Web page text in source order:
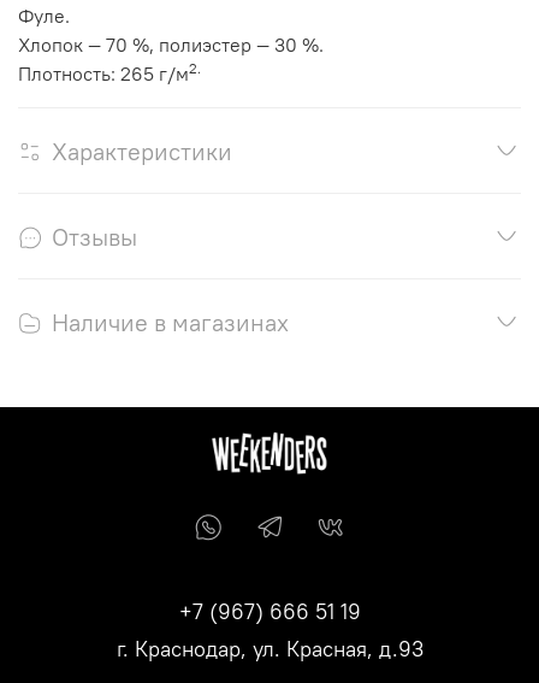
Фуле.
Хлопок — 70 %, полиэстер — 30 %.
Плотность: 265 г/м2.
Характеристики
Отзывы
Наличие в магазинах
+7 (967) 666 51 19
г. Краснодар, ул. Красная, д.93